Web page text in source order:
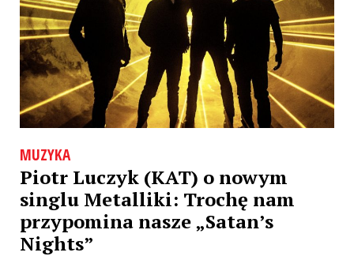
MUZYKA
Piotr Luczyk (KAT) o nowym
singlu Metalliki: Trochę nam
przypomina nasze „Satan’s
Nights”